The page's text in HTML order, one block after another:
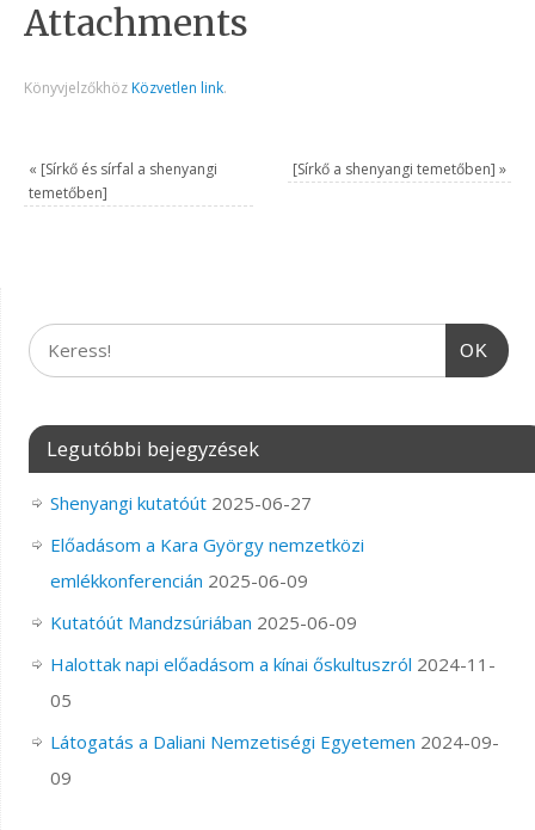
Attachments
Könyvjelzőkhöz Közvetlen link.
« [Sírkő és sírfal a shenyangi
temetőben]
[Sírkő a shenyangi temetőben] »
OK
Legutóbbi bejegyzések
Shenyangi kutatóút 2025-06-27
Előadásom a Kara György nemzetközi
emlékkonferencián 2025-06-09
Kutatóút Mandzsúriában 2025-06-09
Halottak napi előadásom a kínai őskultuszról 2024-11-
05
Látogatás a Daliani Nemzetiségi Egyetemen 2024-09-
09